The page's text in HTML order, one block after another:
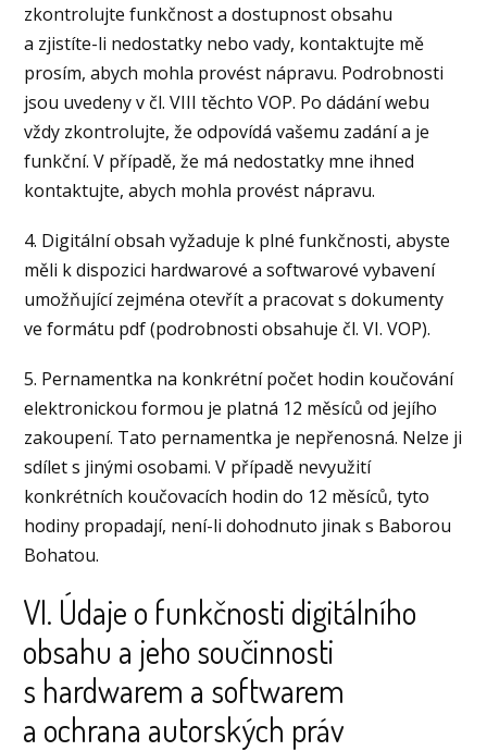
zkontrolujte funkčnost a dostupnost obsahu
a zjistíte-li nedostatky nebo vady, kontaktujte mě
prosím, abych mohla provést nápravu. Podrobnosti
jsou uvedeny v čl. VIII těchto VOP. Po dádání webu
vždy zkontrolujte, že odpovídá vašemu zadání a je
funkční. V případě, že má nedostatky mne ihned
kontaktujte, abych mohla provést nápravu.
4. Digitální obsah vyžaduje k plné funkčnosti, abyste
měli k dispozici hardwarové a softwarové vybavení
umožňující zejména otevřít a pracovat s dokumenty
ve formátu pdf (podrobnosti obsahuje čl. VI. VOP).
5. Pernamentka na konkrétní počet hodin koučování
elektronickou formou je platná 12 měsíců od jejího
zakoupení. Tato pernamentka je nepřenosná. Nelze ji
sdílet s jinými osobami. V případě nevyužití
konkrétních koučovacích hodin do 12 měsíců, tyto
hodiny propadají, není-li dohodnuto jinak s Baborou
Bohatou.
VI. Údaje o funkčnosti digitálního
obsahu a jeho součinnosti
s hardwarem a softwarem
a ochrana autorských práv